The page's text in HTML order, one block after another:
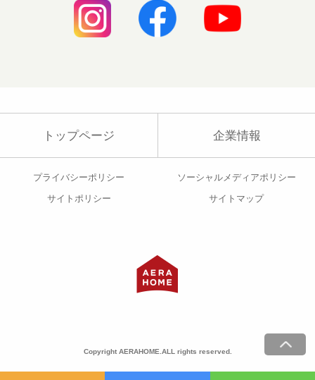
トップページ 企業情報
プライバシーポリシー ソーシャルメディアポリシー
サイトポリシー サイトマップ
Copyright AERAHOME.ALL rights reserved.